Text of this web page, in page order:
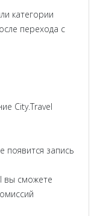
категории
перехода с
City.Travel
появится запись
вы сможете